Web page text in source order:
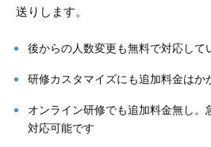
送りします。
後からの人数変更も無料で対応して
研修カスタマイズにも追加料金はか
オンライン研修でも追加料金無し
対応可能です